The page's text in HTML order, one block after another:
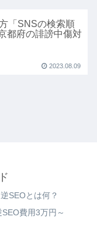
「SNSの検索順
都府の誹謗中傷対
2023.08.09
逆SEOとは何？
SEO費用3万円～